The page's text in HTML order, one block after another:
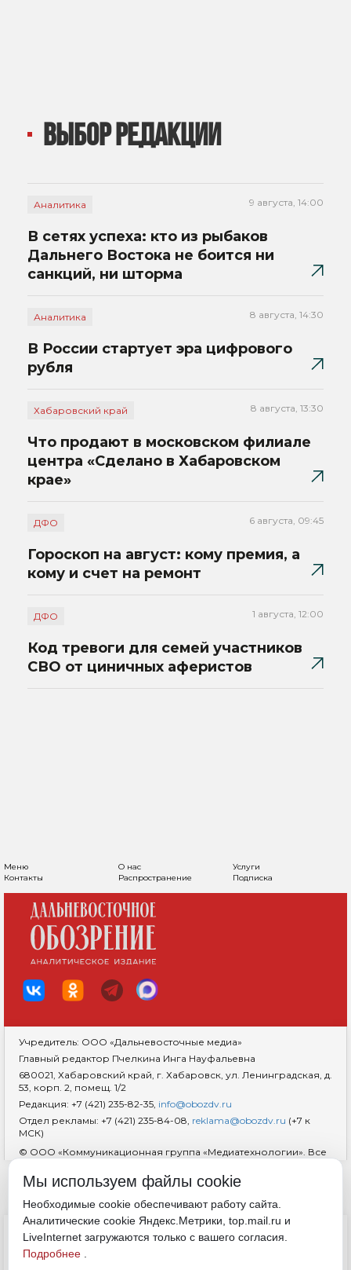
ВЫБОР РЕДАКЦИИ
Аналитика 9 августа, 14:00
В сетях успеха: кто из рыбаков
Дальнего Востока не боится ни
санкций, ни шторма
Аналитика 8 августа, 14:30
В России стартует эра цифрового
рубля
Хабаровский край 8 августа, 13:30
Что продают в московском филиале
центра «Сделано в Хабаровском
крае»
ДФО 6 августа, 09:45
Гороскоп на август: кому премия, а
кому и счет на ремонт
ДФО 1 августа, 12:00
Код тревоги для семей участников
СВО от циничных аферистов
Меню О нас
Услуги
Контакты
Распространение Подписка
Учредитель: ООО «Дальневосточные медиа»
Главный редактор Пчелкина Инга Науфальевна
680021, Хабаровский край, г. Хабаровск, ул. Ленинградская, д.
53, корп. 2, помещ. 1/2
Редакция: +7 (421) 235-82-35, info@obozdv.ru
Отдел рекламы: +7 (421) 235-84-08, reklama@obozdv.ru (+7 к
МСК)
© ООО «Коммуникационная группа «Медиатехнологии». Все
гиперссылка на сайтdvobozrenie.ru обязательна.
Политика конфиденциальности
Обработка cookie
Мы используем файлы cookie
Необходимые cookie обеспечивают работу сайта.
Аналитические cookie Яндекс.Метрики, top.mail.ru и
LiveInternet загружаются только с вашего согласия.
Подробнее